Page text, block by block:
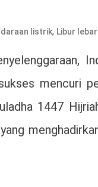
listrik, Libur
mencuri
1447